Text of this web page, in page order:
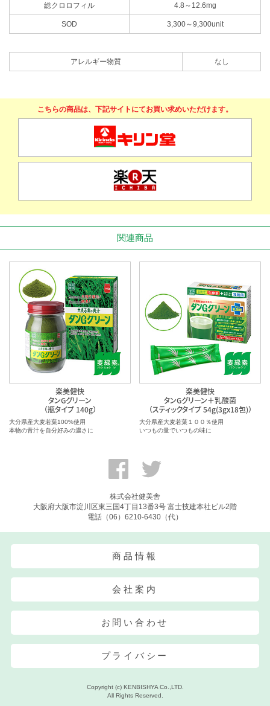
総クロロフィル 4.8～12.6mg
SOD 3,300～9,300unit
アレルギー物質 なし
こちらの商品は、下記サイトにてお買い求めいただけます。
関連商品
楽美健快
タンGグリーン
（瓶タイプ 140g）
大分県産大麦若葉100%使用
本物の青汁を自分好みの濃さに
楽美健快
タンGグリーン＋乳酸菌
（スティックタイプ 54g(3gx18包)）
大分県産大麦若葉１００％使用
いつもの量でいつもの味に
株式会社健美舎
大阪府大阪市淀川区東三国4丁目13番3号 富士技建本社ビル2階
電話（06）6210-6430（代）
商品情報
会社案内
お問い合わせ
プライバシー
Copyright (c) KENBISHYA Co.,LTD.
All Rights Reserved.